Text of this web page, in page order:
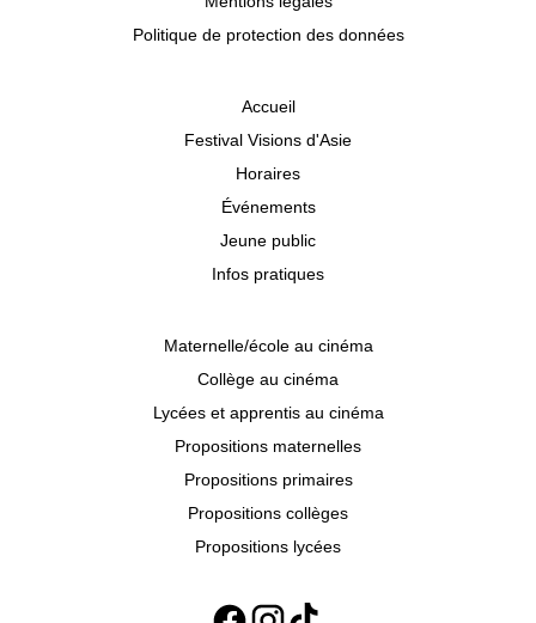
Politique de protection des données
Accueil
Festival Visions d'Asie
Horaires
Événements
Jeune public
Infos pratiques
Maternelle/école au cinéma
Collège au cinéma
Lycées et apprentis au cinéma
Propositions maternelles
Propositions primaires
Propositions collèges
Propositions lycées